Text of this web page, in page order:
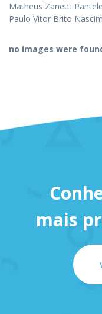
Matheus Zanetti
Paulo Vitor Brito
no images were
mais